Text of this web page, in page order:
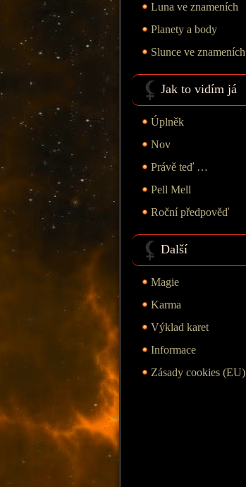
Luna ve znameních
Planety a body
Slunce ve znameních
Jak to vidím já
Úplněk
Nov
Právě teď …
Pell Mell
Roční předpověď
Další
Magie
Karma
Výklad karet
Informace
Zásady cookies (EU)